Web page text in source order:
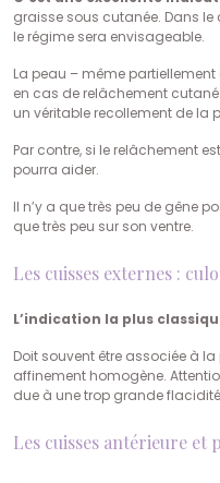
graisse sous cutanée. Dans
le régime sera envisageable.
La peau – même
en cas de relâchement
un véritable recollement de la
Par contre, si le relâchement
pourra aider.
Il n’y a que très peu de gêne
que très peu sur son ventre.
Les cuisses externes :
L’indication la plus
Doit souvent être associée à
affinement homogène.
due à une trop grande
Les cuisses antérieure et